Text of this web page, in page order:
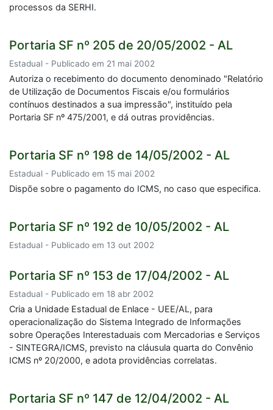
processos da SERHI.
Portaria SF nº 205 de 20/05/2002 - AL
Estadual - Publicado em 21 mai 2002
Autoriza o recebimento do documento denominado "Relatório
de Utilização de Documentos Fiscais e/ou formulários
contínuos destinados a sua impressão", instituído pela
Portaria SF nº 475/2001, e dá outras providências.
Portaria SF nº 198 de 14/05/2002 - AL
Estadual - Publicado em 15 mai 2002
Dispõe sobre o pagamento do ICMS, no caso que especifica.
Portaria SF nº 192 de 10/05/2002 - AL
Estadual - Publicado em 13 out 2002
Portaria SF nº 153 de 17/04/2002 - AL
Estadual - Publicado em 18 abr 2002
Cria a Unidade Estadual de Enlace - UEE/AL, para
operacionalização do Sistema Integrado de Informações
sobre Operações Interestaduais com Mercadorias e Serviços
- SINTEGRA/ICMS, previsto na cláusula quarta do Convênio
ICMS nº 20/2000, e adota providências correlatas.
Portaria SF nº 147 de 12/04/2002 - AL